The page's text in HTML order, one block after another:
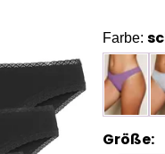
Farbe:
Größe: